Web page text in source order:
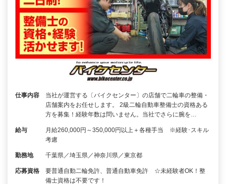
仕事内容
当社が運営する〔バイクセンター〕の店舗で二輪車の整備・
店舗案内をお任せします。 2級二輪自動車整備士の資格ある
方を募集！経験年数は問いません。当社でさらに腕を…
給与
月給260,000円～350,000円以上＋各種手当 ※経験･スキル
考慮
勤務地 千葉県／埼玉県／神奈川県／東京都
応募資格
要普通自動二輪免許、普通自動車免許 ☆未経験者OK！整
備士資格は不要です！